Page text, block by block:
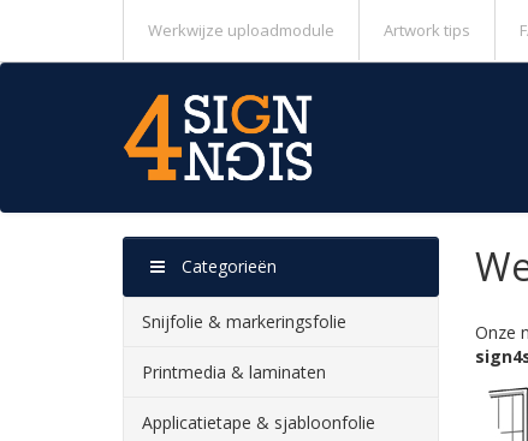
Werkwijze uploadmodule Artwork tips
Categorieën
Snijfolie & markeringsfolie
Printmedia & laminaten
Applicatietape & sjabloonfolie
Onze